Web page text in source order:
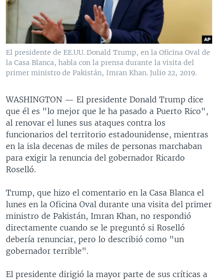
BRASIL
ENTRETENIMIENTO Y CULTURA
TECNOLOGÍA
DEPORTES
MULTIMEDIA
VIDEOS
FOTOGRAFÍA
AUDIOS
PROGRAMAS TV
EL MUNDO AL DÍA
FORO INTERAMERICANO
LAS CLAVES
PANORAMA
RADIO
AVANCE INFORMATIVO
BUENOS DÍAS AMÉRICA
ESTADOS UNIDOS AL DÍA
EL MUNDO AL DÍA [RADIO]
FORO [RADIO]
DEPORTIVO INTERNACIONAL
ENTRETENIMIENTO
DIRECT
Learning English
SÍGANOS
El presidente de EE.UU. Donald Trump, en la Oficina Oval de
la Casa Blanca, habla con la prensa durante la visita del
primer ministro de Pakistán, Imran Khan. Julio 22, 2019.
WASHINGTON — El presidente Donald Trump dice
que él es "lo mejor que le ha pasado a Puerto Rico",
al renovar el lunes sus ataques contra los
funcionarios del territorio estadounidense, mientras
en la isla decenas de miles de personas marchaban
para exigir la renuncia del gobernador Ricardo
Roselló.
Trump, que hizo el comentario en la Casa Blanca el
lunes en la Oficina Oval durante una visita del primer
ministro de Pakistán, Imran Khan, no respondió
directamente cuando se le preguntó si Roselló
debería renunciar, pero lo describió como "un
gobernador terrible".
El presidente dirigió la mayor parte de sus críticas a